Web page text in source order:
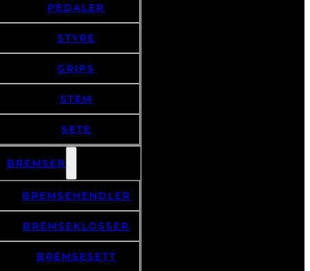
PEDALER
STYRE
GRIPS
STEM
SETE
BREMSER
BREMSEHENDLER
BREMSEKLOSSER
BREMSESETT